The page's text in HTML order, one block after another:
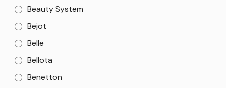
Beauty System
Bejot
Belle
Bellota
Benetton